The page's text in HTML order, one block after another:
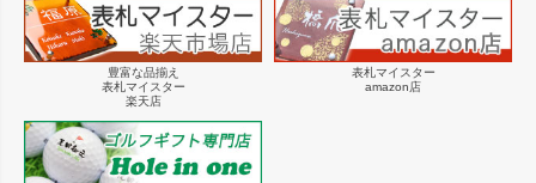
豊富な品揃え
表札マイスター
楽天店
表札マイスター
amazon店